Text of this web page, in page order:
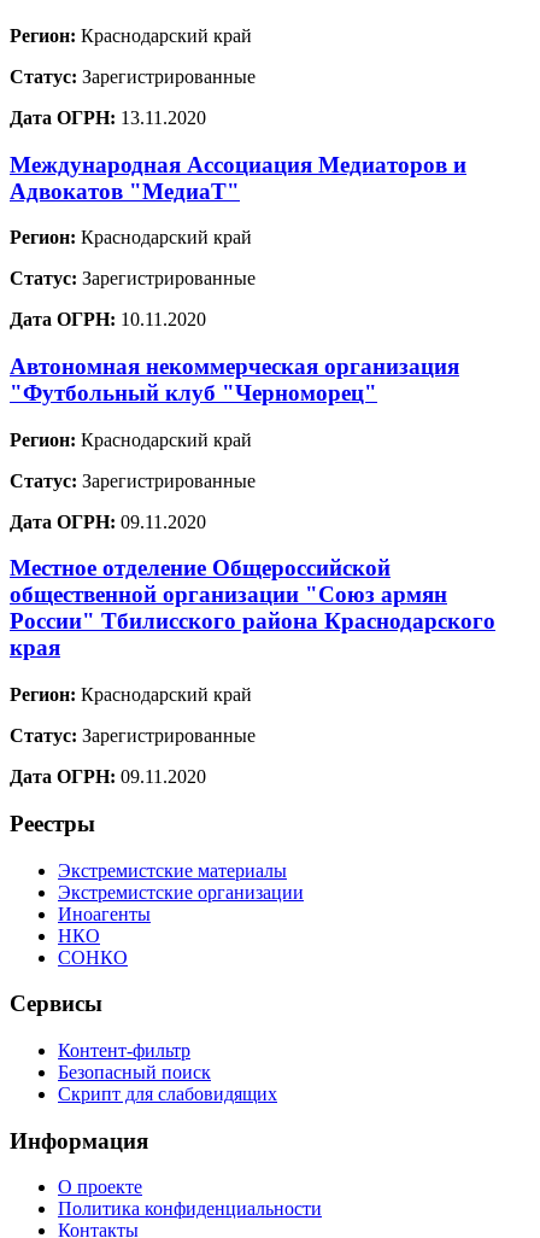
Регион: Краснодарский край
Статус: Зарегистрированные
Дата ОГРН: 13.11.2020
Международная Ассоциация Медиаторов и
Адвокатов "МедиаТ"
Регион: Краснодарский край
Статус: Зарегистрированные
Дата ОГРН: 10.11.2020
Автономная некоммерческая организация
"Футбольный клуб "Черноморец"
Регион: Краснодарский край
Статус: Зарегистрированные
Дата ОГРН: 09.11.2020
Местное отделение Общероссийской
общественной организации "Союз армян
России" Тбилисского района Краснодарского
края
Регион: Краснодарский край
Статус: Зарегистрированные
Дата ОГРН: 09.11.2020
Реестры
Экстремистские материалы
Экстремистские организации
Иноагенты
НКО
СОНКО
Сервисы
Контент-фильтр
Безопасный поиск
Скрипт для слабовидящих
Информация
О проекте
Политика конфиденциальности
Контакты